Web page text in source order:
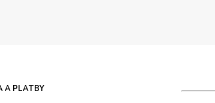
A PLATBY